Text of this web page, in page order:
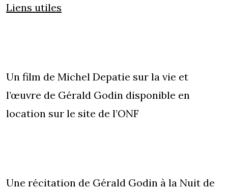
Liens utiles
Un film de Michel Depatie sur la vie et
l’œuvre de Gérald Godin disponible en
location sur le site de l’ONF
Une récitation de Gérald Godin à la Nuit de